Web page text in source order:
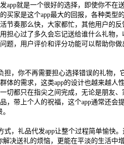
app就是一个很好的选择，即使你不在
买家是这个app最大的回报，各种类型
节奏那么快，大家都忙，其他用户的
担心过了多久会忘记送给谁什么礼物
题，用户评价和评分功能可以帮助你
，你不再需要担心选择错误的礼物，
体的需求，这类app的设计也越来越人
切都只在指尖之间完成，无论是朋友
，带上个人的祝福，这个app通常还会
，礼品代发app让整个过程简单愉快
决送礼的烦恼，更能在平淡的生活中